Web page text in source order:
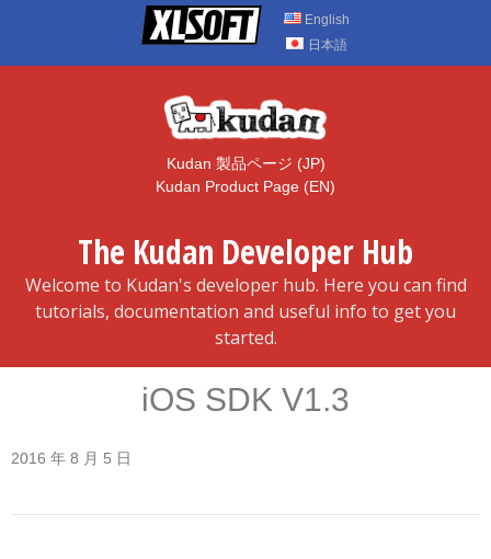
English
日本語
Kudan 製品ページ (JP)
Kudan Product Page (EN)
The Kudan Developer Hub
Welcome to Kudan's developer hub. Here you can find
tutorials, documentation and useful info to get you
started.
iOS SDK V1.3
2016 年 8 月 5 日